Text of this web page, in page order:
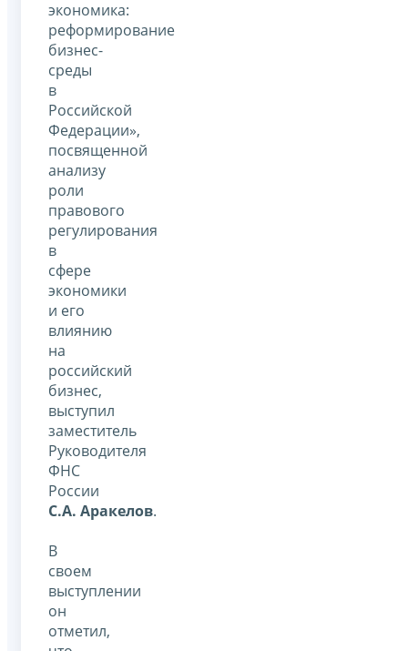
экономика:
реформирование
бизнес-
среды
в
Российской
Федерации»,
посвященной
анализу
роли
правового
регулирования
в
сфере
экономики
и его
влиянию
на
российский
бизнес,
выступил
заместитель
Руководителя
ФНС
России
С.А. Аракелов.
В
своем
выступлении
он
отметил,